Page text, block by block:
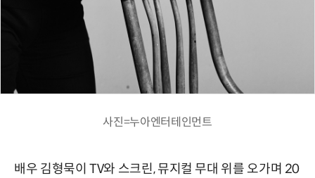
사진=누아엔터테인먼트
배우 김형묵이 TV와 스크린, 뮤지컬 무대 위를 오가며 20